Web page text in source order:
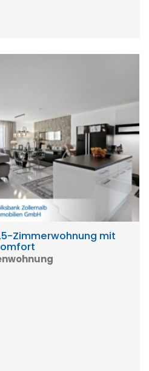
Zimmerwohnung mit